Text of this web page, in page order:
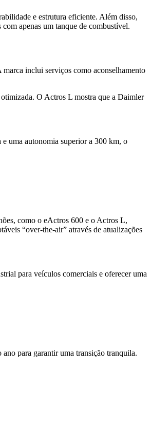
e estrutura eficiente. Além disso,
apenas um tanque de combustível.
inclui serviços como aconselhamento
O Actros L mostra que a Daimler
uma autonomia superior a 300 km, o
como o eActros 600 e o Actros L,
​​“over-the-air” através de atualizações
para veículos comerciais e oferecer uma
para garantir uma transição tranquila.